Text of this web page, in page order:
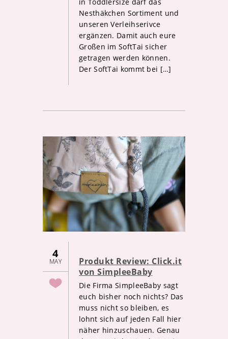
in Toddlersize darf das
Nesthäkchen Sortiment und
unseren Verleihserivce
ergänzen. Damit auch eure
Großen im SoftTai sicher
getragen werden können.
Der SoftTai kommt bei […]
4
MAY
Produkt Review: Click.it
von SimpleeBaby
Die Firma SimpleeBaby sagt
euch bisher noch nichts? Das
muss nicht so bleiben, es
lohnt sich auf jeden Fall hier
näher hinzuschauen. Genau